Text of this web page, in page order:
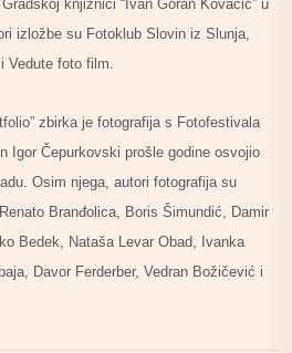
knjižnici “Ivan Goran Kovačić” u
izložbe su Fotoklub Slovin iz Slunja,
Vedute foto film.
zbirka je fotografija s Fotofestivala
Igor Čepurkovski prošle godine osvojio
Osim njega, autori fotografija su
Branđolica, Boris Šimundić, Damir
Bedek, Nataša Levar Obad, Ivanka
Davor Ferderber, Vedran Božičević i